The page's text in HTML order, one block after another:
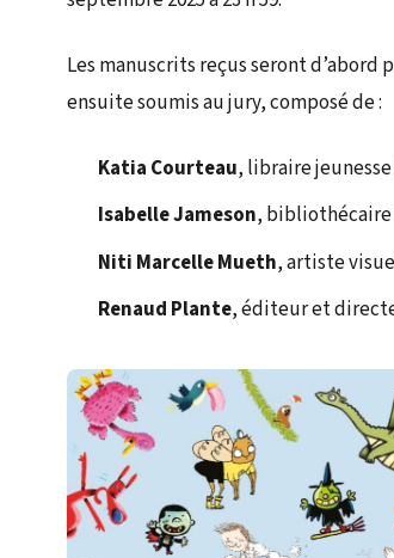
Les manuscrits reçus seront
ensuite soumis au jury, composé de :
Katia Courteau, libraire
Isabelle Jameson,
Niti Marcelle Mueth, artiste
Renaud Plante, éditeur et